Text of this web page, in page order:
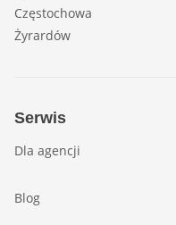
Częstochowa
Żyrardów
Serwis
Dla agencji
Blog